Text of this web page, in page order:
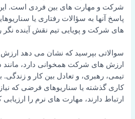
شرکت و مهارت های بین فردی است.
پاسخ آنها به سؤالات رفتاری یا
های شرکت و پویایی تیم نقش آینده
سوالاتی بپرسید که نشان می دهد ارزش
ارزش های شرکت همخوانی دارد، مانند
تیمی، رهبری، و تعادل بین کار و زندگی.
کاری گذشته یا سناریوهای فرضی که
ارتباط دارند، مهارت های نرم را ارزیابی